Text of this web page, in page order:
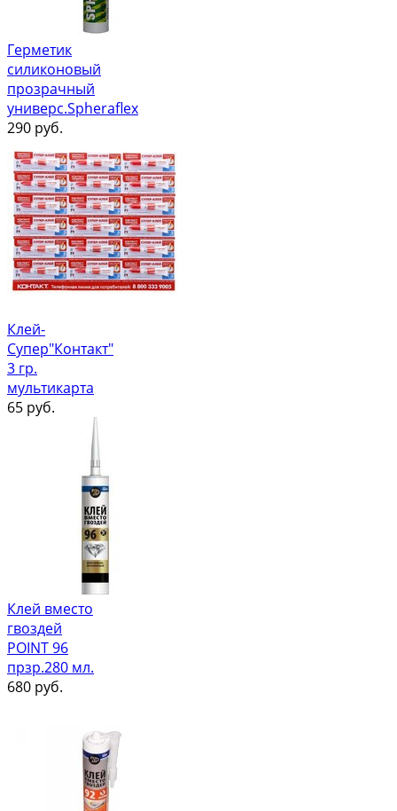
Герметик
силиконовый
прозрачный
универс.Spheraflex
290 руб.
Клей-
Супер"Контакт"
3 гр.
мультикарта
65 руб.
Клей вместо
гвоздей
POINT 96
прзр.280 мл.
680 руб.